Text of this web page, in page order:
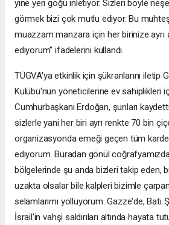
yine yeri göğü inletiyor. Sizleri böyle
görmek bizi çok mutlu ediyor. Bu
muazzam manzara için her birinize ayrı
ediyorum" ifadelerini kullandı.
TÜGVA'ya etkinlik için şükranlarını iletip
Kulübü'nün yöneticilerine ev sahiplikleri
Cumhurbaşkanı Erdoğan, şunları
sizlerle yani her biri ayrı renkte 70 bin
organizasyonda emeği geçen tüm
ediyorum. Buradan gönül
bölgelerinde şu anda bizleri takip eden,
uzakta olsalar bile kalpleri bizimle
selamlarımı yolluyorum. Gazze'de, Batı
İsrail'in vahşi saldırıları altında hayata